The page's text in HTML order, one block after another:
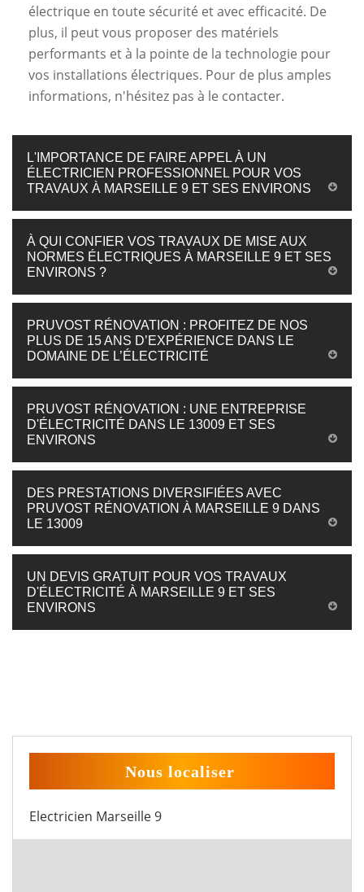
électrique en toute sécurité et avec efficacité. De
plus, il peut vous proposer des matériels
performants et à la pointe de la technologie pour
vos installations électriques. Pour de plus amples
informations, n'hésitez pas à le contacter.
L'IMPORTANCE DE FAIRE APPEL À UN
ÉLECTRICIEN PROFESSIONNEL POUR VOS
TRAVAUX À MARSEILLE 9 ET SES ENVIRONS
À QUI CONFIER VOS TRAVAUX DE MISE AUX
NORMES ÉLECTRIQUES À MARSEILLE 9 ET SES
ENVIRONS ?
PRUVOST RÉNOVATION : PROFITEZ DE NOS
PLUS DE 15 ANS D’EXPÉRIENCE DANS LE
DOMAINE DE L’ÉLECTRICITÉ
PRUVOST RÉNOVATION : UNE ENTREPRISE
D'ÉLECTRICITÉ DANS LE 13009 ET SES
ENVIRONS
DES PRESTATIONS DIVERSIFIÉES AVEC
PRUVOST RÉNOVATION À MARSEILLE 9 DANS
LE 13009
UN DEVIS GRATUIT POUR VOS TRAVAUX
D'ÉLECTRICITÉ À MARSEILLE 9 ET SES
ENVIRONS
Nous localiser
Electricien Marseille 9